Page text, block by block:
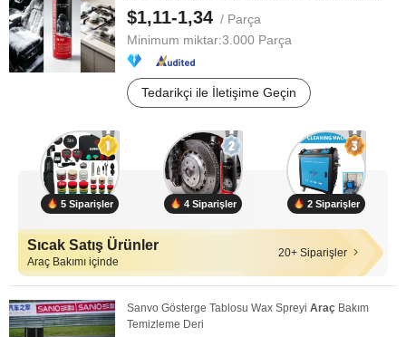
$1,11-1,34 / Parça
Minimum miktar:3.000 Parça
Tedarikçi ile İletişime Geçin
5 Siparişler 4 Siparişler 2 Siparişler
Sıcak Satış Ürünler
Araç Bakımı içinde
20+ Siparişler
Sanvo Gösterge Tablosu Wax Spreyi Araç Bakım
Temizleme Deri